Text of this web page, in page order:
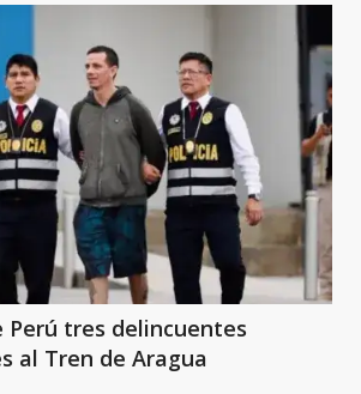
Perú tres delincuentes
al Tren de Aragua